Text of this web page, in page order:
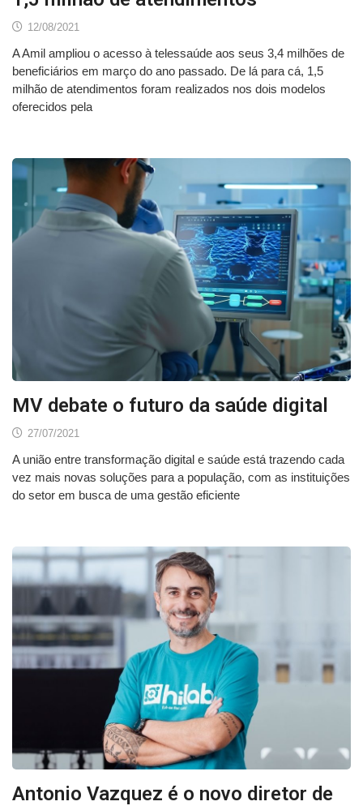
12/08/2021
A Amil ampliou o acesso à telessaúde aos seus 3,4 milhões de
beneficiários em março do ano passado. De lá para cá, 1,5
milhão de atendimentos foram realizados nos dois modelos
oferecidos pela
MV debate o futuro da saúde digital
27/07/2021
A união entre transformação digital e saúde está trazendo cada
vez mais novas soluções para a população, com as instituições
do setor em busca de uma gestão eficiente
Antonio Vazquez é o novo diretor de